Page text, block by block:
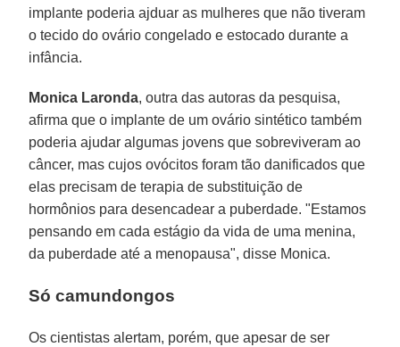
implante poderia ajduar as mulheres que não tiveram
o tecido do ovário congelado e estocado durante a
infância.
Monica Laronda, outra das autoras da pesquisa,
afirma que o implante de um ovário sintético também
poderia ajudar algumas jovens que sobreviveram ao
câncer, mas cujos ovócitos foram tão danificados que
elas precisam de terapia de substituição de
hormônios para desencadear a puberdade. "Estamos
pensando em cada estágio da vida de uma menina,
da puberdade até a menopausa", disse Monica.
Só camundongos
Os cientistas alertam, porém, que apesar de ser